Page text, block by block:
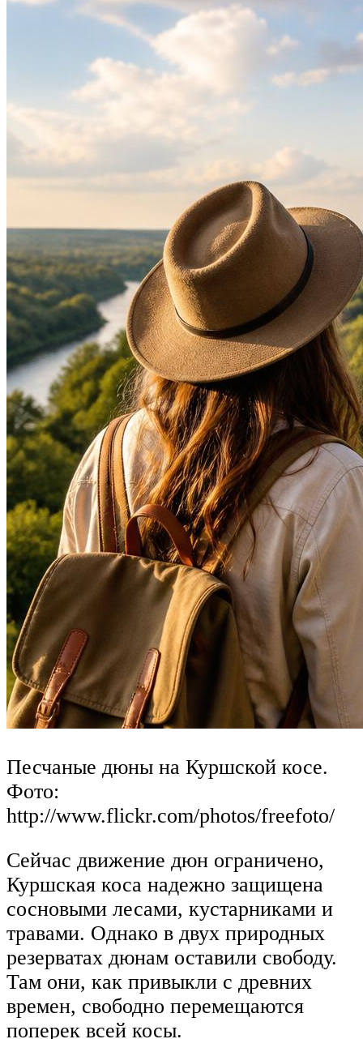
Песчаные дюны на Куршской косе.
Фото:
http://www.flickr.com/photos/freefoto/
Сейчас движение дюн ограничено,
Куршская коса надежно защищена
сосновыми лесами, кустарниками и
травами. Однако в двух природных
резерватах дюнам оставили свободу.
Там они, как привыкли с древних
времен, свободно перемещаются
поперек всей косы.